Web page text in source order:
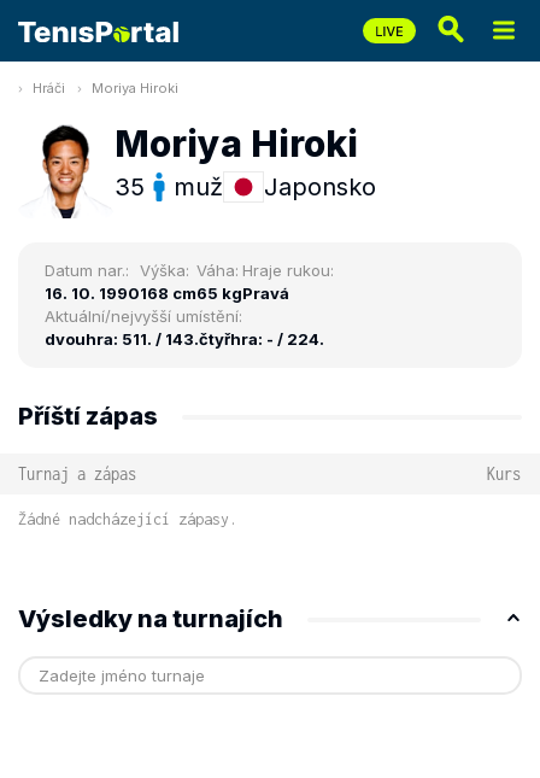
Hráči Moriya Hiroki
Moriya Hiroki
35 muž Japonsko
Datum nar.:
16. 10. 1990
Výška:
168 cm
Váha:
65 kg
Hraje rukou:
Pravá
Aktuální/nejvyšší umístění:
dvouhra: 511. / 143.čtyřhra: - / 224.
Příští zápas
Turnaj a zápas Kurs
Žádné nadcházející zápasy.
Výsledky na turnajích